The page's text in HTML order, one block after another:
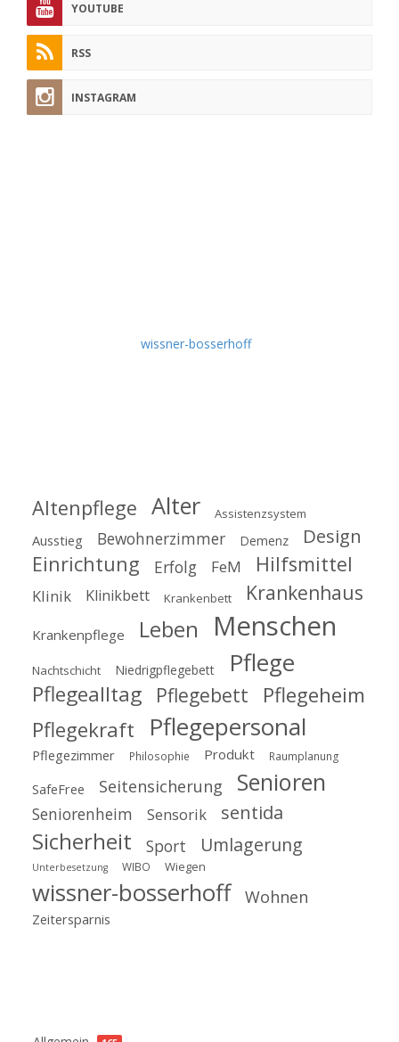
YOUTUBE
RSS
INSTAGRAM
wissner-bosserhoff
Altenpflege Alter Assistenzsystem
Ausstieg Bewohnerzimmer Demenz Design
Einrichtung Erfolg FeM Hilfsmittel
Klinik Klinikbett Krankenbett Krankenhaus
Krankenpflege Leben Menschen
Nachtschicht Niedrigpflegebett Pflege
Pflegealltag Pflegebett
Pflegeheim
Pflegekraft
Pflegepersonal
Pflegezimmer Philosophie Produkt Raumplanung
SafeFree Seitensicherung Senioren
Seniorenheim Sensorik sentida
Sicherheit Sport Umlagerung
Unterbesetzung WIBO Wiegen
wissner-bosserhoff Wohnen
Zeitersparnis